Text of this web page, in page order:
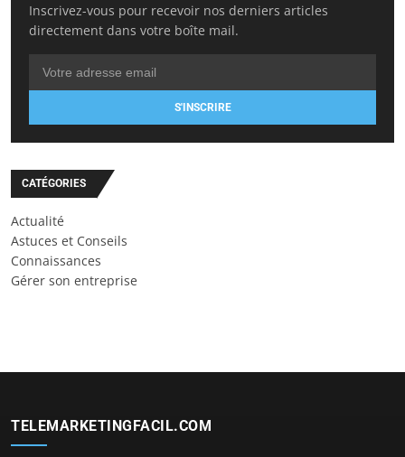
Inscrivez-vous pour recevoir nos derniers articles
directement dans votre boîte mail.
S'INSCRIRE
CATÉGORIES
Actualité
Astuces et Conseils
Connaissances
Gérer son entreprise
TELEMARKETINGFACIL.COM